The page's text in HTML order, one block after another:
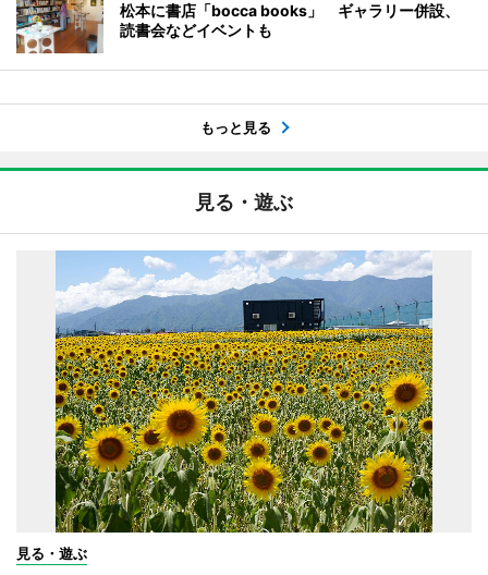
松本に書店「bocca books」 ギャラリー併設、
読書会などイベントも
もっと見る
見る・遊ぶ
見る・遊ぶ